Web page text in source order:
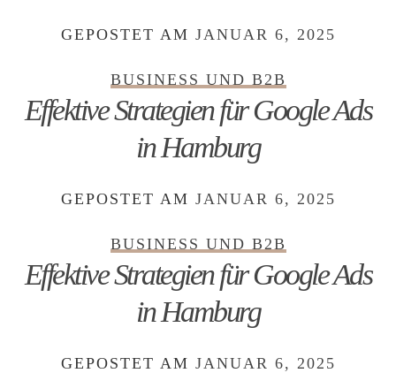
GEPOSTET AM JANUAR 6, 2025
BUSINESS UND B2B
Effektive Strategien für Google Ads
in Hamburg
GEPOSTET AM JANUAR 6, 2025
BUSINESS UND B2B
Effektive Strategien für Google Ads
in Hamburg
GEPOSTET AM JANUAR 6, 2025